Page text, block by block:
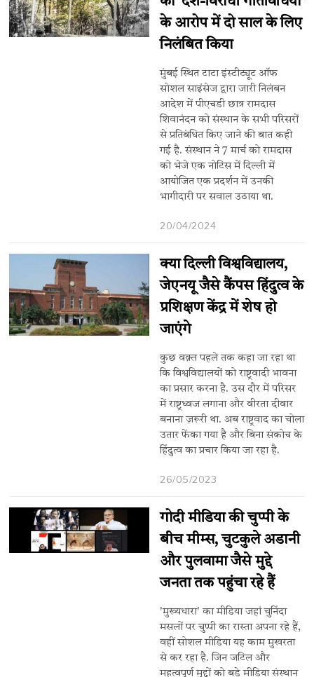
के आरोप में दो साल के लिए
निलंबित किया
मुंबई स्थित टाटा इंस्टीट्यूट ऑफ
सोशल साइंसेज द्वारा जारी निलंबन
आदेश में पीएचडी छात्र रामदास
शिवानंदन को संस्थान के सभी परिसरों
से प्रतिबंधित किए जाने की बात कही
गई है. संस्थान ने 7 मार्च को रामदास
को भेजे एक नोटिस में दिल्ली में
आयोजित एक प्रदर्शन में उनकी
भागीदारी पर सवाल उठाया था.
20/04/2024
क्या दिल्ली विश्वविद्यालय,
जेएनयू जैसे कैंपस हिंदुत्व के
प्रशिक्षण केंद्र में शेष हो
जाएंगे
कुछ वक़्त पहले तक कहा जा रहा था
कि विश्वविद्यालयों को राष्ट्रवादी भावना
का प्रसार करना है. उस दौर में परिसर
में राष्ट्रध्वज लगाना और वीरता दीवार
बनाना ज़रूरी था. अब राष्ट्रवाद का चोला
उतार फेंका गया है और बिना संकोच के
हिंदुत्व का प्रचार किया जा रहा है.
26/05/2023
गोदी मीडिया की चुप्पी के
बीच मीम्स, चुटकुले अडानी
और पुलवामा जैसे मुद्दे
जनता तक पहुंचा रहे हैं
'मुख्यधारा' का मीडिया जहां चुनिंदा
मसलों पर चुप्पी का रास्ता अपना रहे हैं,
वहीं सोशल मीडिया यह काम मुखरता
से कर रहा है. जिन जटिल और
महत्वपूर्ण मुद्दों को बड़े मीडिया संस्थान